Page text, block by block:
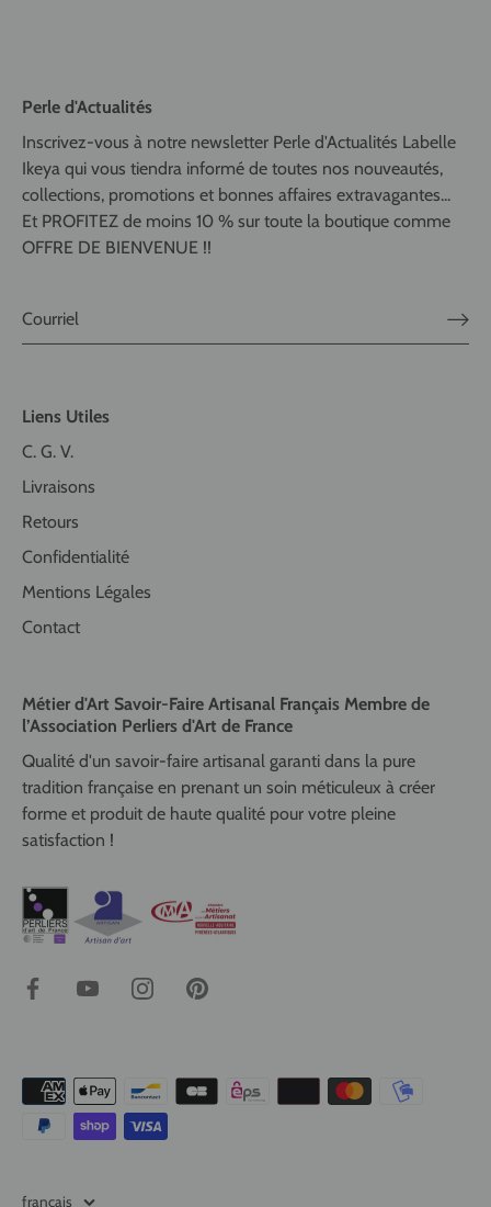
Perle d'Actualités
Inscrivez-vous à notre newsletter Perle d'Actualités Labelle
Ikeya qui vous tiendra informé de toutes nos nouveautés,
collections, promotions et bonnes affaires extravagantes...
Et PROFITEZ de moins 10 % sur toute la boutique comme
OFFRE DE BIENVENUE !!
Liens Utiles
C. G. V.
Livraisons
Retours
Confidentialité
Mentions Légales
Contact
Métier d'Art Savoir-Faire Artisanal Français Membre de
l’Association Perliers d'Art de France
Qualité d'un savoir-faire artisanal garanti dans la pure
tradition française en prenant un soin méticuleux à créer
forme et produit de haute qualité pour votre pleine
satisfaction !
français